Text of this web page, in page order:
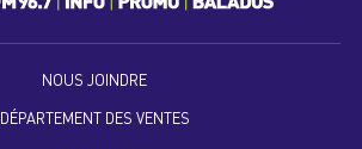
NOUS JOINDRE
DÉPARTEMENT DES VENTES